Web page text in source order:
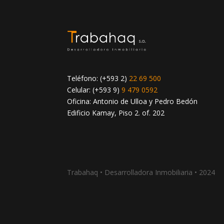
Teléfono: (+593 2) 22 69 500
Celular: (+593 9)9 479 0592
Oficina: Antonio de Ulloa y Pedro Bedón
Edificio Kamay, Piso 2. of. 202
Trabahaq • Desarrolladora Inmobiliaria • 2024